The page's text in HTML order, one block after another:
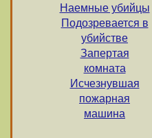
Наемные убийцы
Подозревается в
убийстве
Запертая
комната
Исчезнувшая
пожарная
машина